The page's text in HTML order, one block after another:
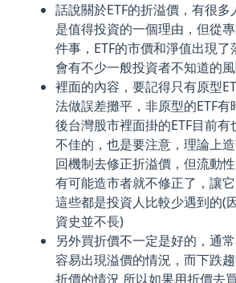
話說關於ETF的折溢價，有很多
是值得投資的一個理由，但從
件事，ETF的市價和淨值出現
會有不少一般投資者不知道的風
裡面的內容，要記得只有原型
法做誤差攤平，非原型的ETF有
後台灣股市裡面掛的ETF目前有
不佳的，也是要注意，理論上
回機制去修正折溢價，但流動
有可能造市者就不修正了，讓它
這些都是投資人比較少遇到的(
資史並不長)
另外買折價不一定是好的，通
容易出現溢價的情況，而下跌
折價的情況 所以如果用折價去